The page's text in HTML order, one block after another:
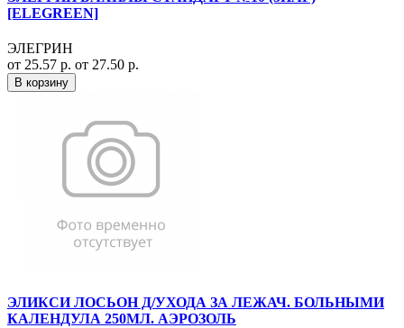
[ELEGREEN]
ЭЛЕГРИН
от 25.57 р. от 27.50 р.
В корзину
ЭЛИКСИ ЛОСЬОН Д/УХОДА ЗА ЛЕЖАЧ. БОЛЬНЫМИ
КАЛЕНДУЛА 250МЛ. АЭРОЗОЛЬ